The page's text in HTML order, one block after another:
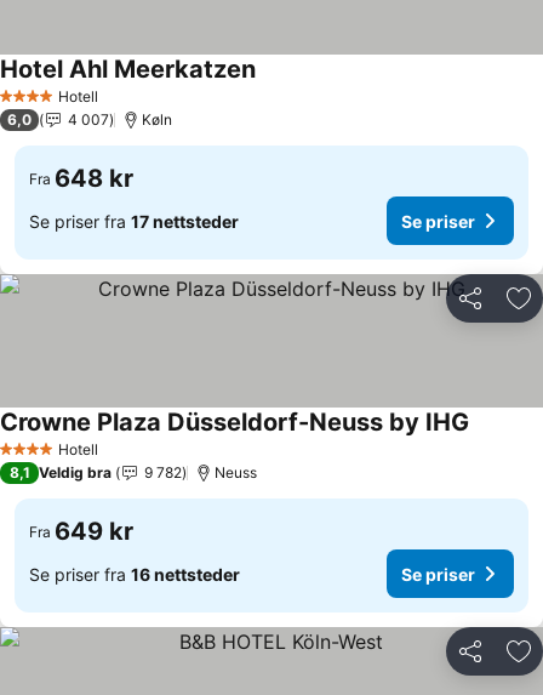
4 StjernerHotell
Hotel Ahl MeerkatzenSe priser
6,0 4 007 Køln
Fra 648 kr
Se priser fra 17 nettsteder Se priser
Del
4 StjernerHotell
Crowne Plaza Düsseldorf-Neuss by IHG
8,1 Veldig bra 9 782 Neuss
Fra 649 kr
Se priser fra 16 nettsteder Se priser
Del